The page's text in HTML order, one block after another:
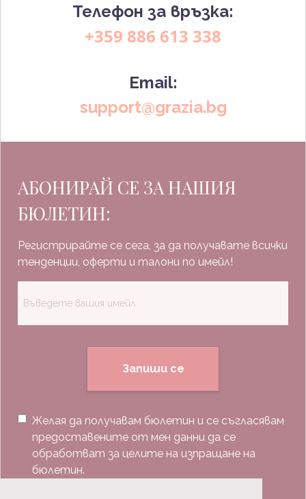
Телефон за връзка:
+359 886 613 338
Email:
support@grazia.bg
АБОНИРАЙ СЕ ЗА НАШИЯ
БЮЛЕТИН:
Регистрирайте се сега, за да получавате всички
тенденции, оферти и талони по имейл!
Запиши се
Желая да получавам бюлетин и се съгласявам
предоставените от мен данни да се
обработват за целите на изпращане на
бюлетин.